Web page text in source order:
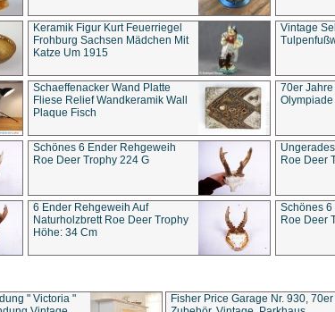
Keramik Figur Kurt Feuerriegel
Frohburg Sachsen Mädchen Mit
Katze Um 1915
Vintage
Schaeffenacker Wand Platte
Fliese Relief Wandkeramik Wall
Plaque Fisch
70er
Schönes 6 Ender Rehgeweih
Roe Deer Trophy 224 G
Roe Deer
6 Ender Rehgeweih Auf
Naturholzbrett Roe Deer Trophy
Höhe: 34 Cm
Schönes
Roe Deer
" Victoria "
Fisher Price Garage Nr. 930, 70er